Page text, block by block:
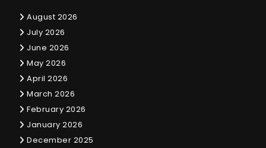
August 2026
July 2026
June 2026
May 2026
April 2026
March 2026
February 2026
January 2026
December 2025